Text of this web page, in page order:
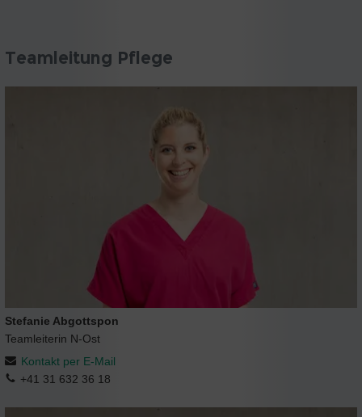
Teamleitung Pflege
Stefanie Abgottspon
Teamleiterin N-Ost
Kontakt per E-Mail
+41 31 632 36 18